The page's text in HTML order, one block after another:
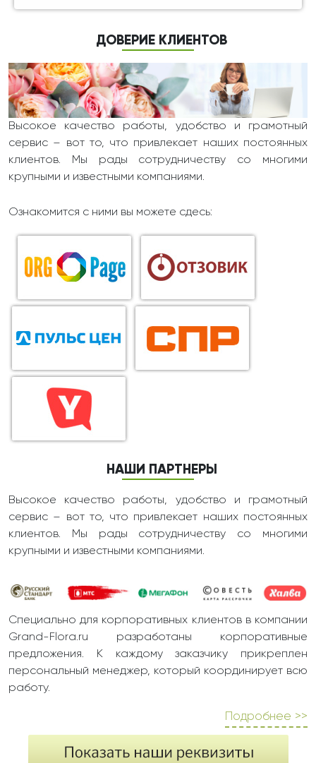
ДОВЕРИЕ КЛИЕНТОВ
Высокое качество работы, удобство и грамотный
сервис – вот то, что привлекает наших постоянных
клиентов. Мы рады сотрудничеству со многими
крупными и известными компаниями.
Ознакомится с ними вы можете сдесь:
НАШИ ПАРТНЕРЫ
Высокое качество работы, удобство и грамотный
сервис – вот то, что привлекает наших постоянных
клиентов. Мы рады сотрудничеству со многими
крупными и известными компаниями.
Специально для корпоративных клиентов в компании
Grand-Flora.ru разработаны корпоративные
предложения. К каждому заказчику прикреплен
персональный менеджер, который координирует всю
работу.
Подробнее >>